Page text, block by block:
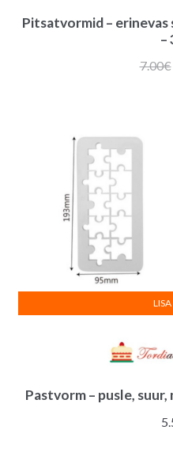
Pitsatvormid – erinevas
–
7.00€
Pastvorm – pusle, suur,